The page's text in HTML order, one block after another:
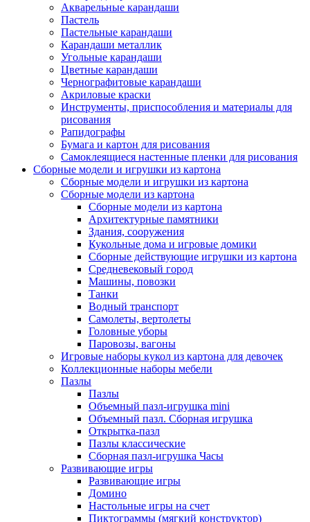
Акварельные карандаши
Пастель
Пастельные карандаши
Карандаши металлик
Угольные карандаши
Цветные карандаши
Чернографитовые карандаши
Акриловые краски
Инструменты, приспособления и материалы для
рисования
Рапидографы
Бумага и картон для рисования
Самоклеящиеся настенные пленки для рисования
Сборные модели и игрушки из картона
Сборные модели и игрушки из картона
Сборные модели из картона
Сборные модели из картона
Архитектурные памятники
Здания, сооружения
Кукольные дома и игровые домики
Сборные действующие игрушки из картона
Средневековый город
Машины, повозки
Танки
Водный транспорт
Самолеты, вертолеты
Головные уборы
Паровозы, вагоны
Игровые наборы кукол из картона для девочек
Коллекционные наборы мебели
Пазлы
Пазлы
Объемный пазл-игрушка mini
Объемный пазл. Сборная игрушка
Открытка-пазл
Пазлы классические
Сборная пазл-игрушка Часы
Развивающие игры
Развивающие игры
Домино
Настольные игры на счет
Пиктограммы (мягкий конструктор)